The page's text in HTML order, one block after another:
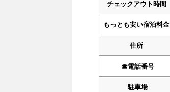
チェックアウト時間
もっとも安い宿泊料金
住所
☎︎電話番号
駐車場